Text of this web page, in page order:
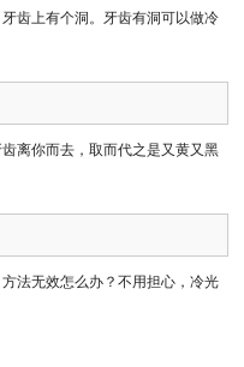
齿上有个洞。牙齿有洞可以做冷
离你而去，取而代之是又黄又黑
法无效怎么办？不用担心，冷光